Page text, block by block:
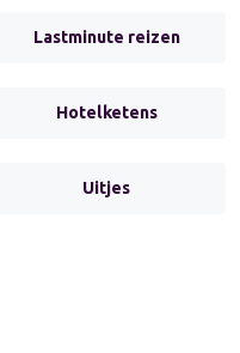
Lastminute reizen
Hotelketens
Uitjes